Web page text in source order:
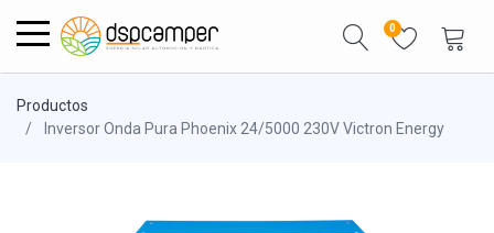
0
Productos
Inversor Onda Pura Phoenix 24/5000 230V Victron Energy